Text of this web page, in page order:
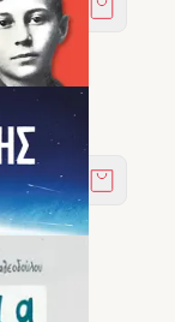
Στο
Στο